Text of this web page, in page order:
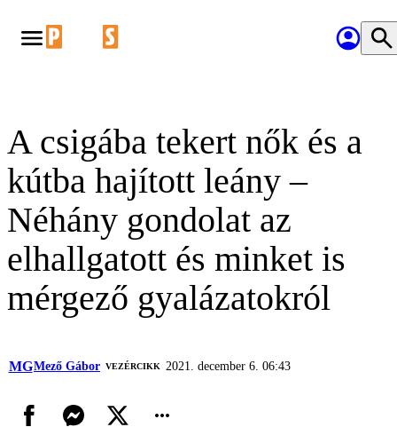
A csigába tekert nők és a
kútba hajított leány –
Néhány gondolat az
elhallgatott és minket is
mérgező gyalázatokról
MGMező Gábor VEZÉRCIKK 2021. december 6. 06:43